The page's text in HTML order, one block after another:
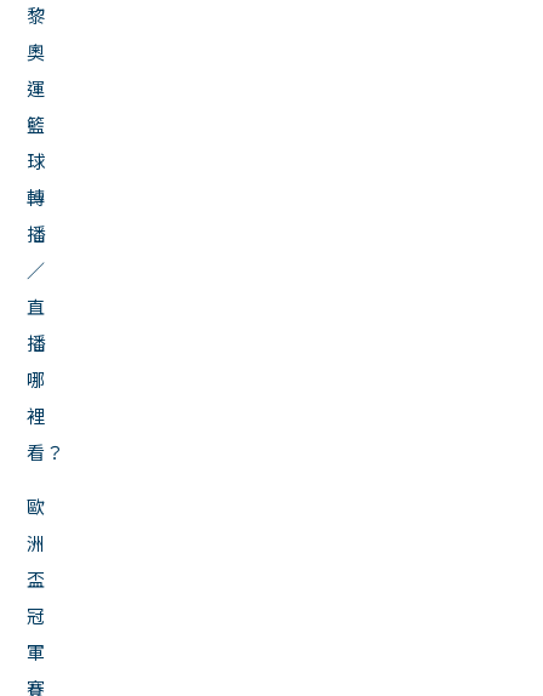
黎
奧
運
籃
球
轉
播
／
直
播
哪
裡
看？
歐
洲
盃
冠
軍
賽